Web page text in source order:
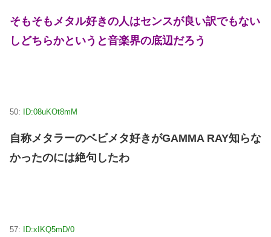
そもそもメタル好きの人はセンスが良い訳でもない
しどちらかというと音楽界の底辺だろう
50: ID:08uKOt8mM
自称メタラーのベビメタ好きがGAMMA RAY知らな
かったのには絶句したわ
57: ID:xIKQ5mD/0